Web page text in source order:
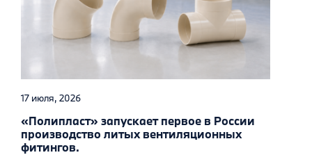
17 июля, 2026
«Полипласт» запускает первое в России
производство литых вентиляционных
фитингов.